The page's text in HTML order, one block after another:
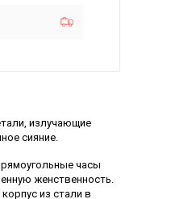
излучающие
сияние.
часы
женственность.
из стали в